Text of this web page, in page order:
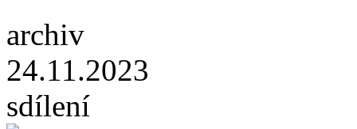
archiv
24.11.2023
sdílení